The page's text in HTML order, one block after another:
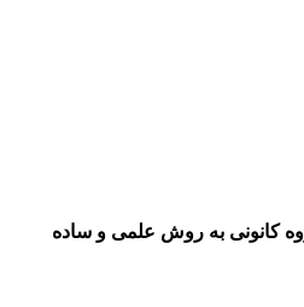
کانونی به روش علمی و ساده